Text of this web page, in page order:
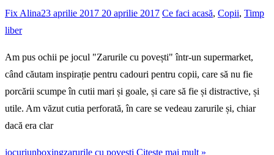
Fix Alina23 aprilie 2017 20 aprilie 2017 Ce faci acasă, Copii, Timp
liber
Am pus ochii pe jocul "Zarurile cu povești" într-un supermarket,
când căutam inspirație pentru cadouri pentru copii, care să nu fie
porcării scumpe în cutii mari și goale, și care să fie și distractive, și
utile. Am văzut cutia perforată, în care se vedeau zarurile și, chiar
dacă era clar
jocuriunboxingzarurile cu povesti Citește mai mult »